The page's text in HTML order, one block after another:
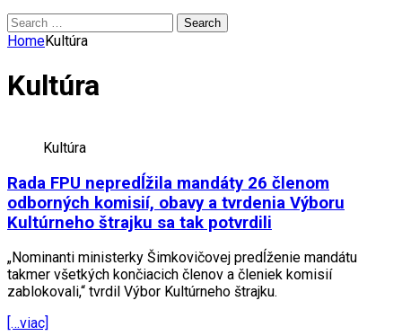
Search
for:
HomeKultúra
Kultúra
Kultúra
Rada FPU nepredĺžila mandáty 26 členom
odborných komisií, obavy a tvrdenia Výboru
Kultúrneho štrajku sa tak potvrdili
„Nominanti ministerky Šimkovičovej predĺženie mandátu
takmer všetkých končiacich členov a členiek komisií
zablokovali,“ tvrdil Výbor Kultúrneho štrajku.
[…viac]